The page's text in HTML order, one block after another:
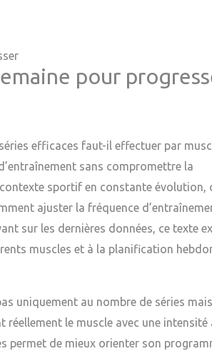
pour
efficaces faut-il effectuer par
sans compromettre la
sportif en constante évolution,
ajuster la fréquence
sur les dernières données, ce texte
muscles et à la planification
uniquement au nombre de séries mais
le muscle avec une intensité
permet de mieux orienter son